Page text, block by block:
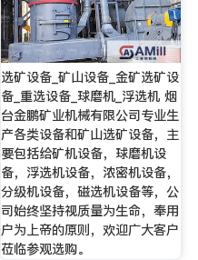
选矿设备_矿山设备_金矿选矿设
备_重选设备_球磨机_浮选机 烟
台金鹏矿业机械有限公司专业生
产各类设备和矿山选矿设备，主
要包括给矿机设备，球磨机设
备，浮选机设备，浓密机设备，
分级机设备，磁选机设备等，公
司始终坚持视质量为生命，奉用
户为上帝的原则，欢迎广大客户
莅临参观选购。